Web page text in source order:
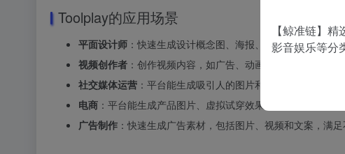
Toolplay的应用场景
平面设计师 ：快速生成设计概念图、海报、插画等，通过 AI
视频创作者 ：创作视频内容，如广告、动画、短片等，利用
社交媒体运营 ：平台能生成吸引人的图片和视频内容，用于
电商 ：平台能生成产品图片、虚拟试穿效果，提升用户体验和
广告制作 ：快速生成广告素材，包括图片、视频和文案，满足
【鲸准链】
影音娱乐等分